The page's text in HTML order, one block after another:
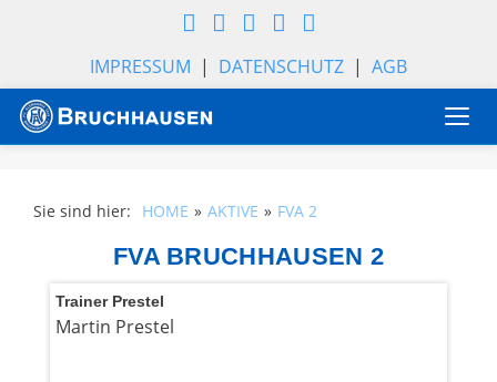
IMPRESSUM | DATENSCHUTZ | AGB
Sie sind hier: HOME AKTIVE FVA 2
FVA BRUCHHAUSEN 2
Trainer Prestel
Martin Prestel